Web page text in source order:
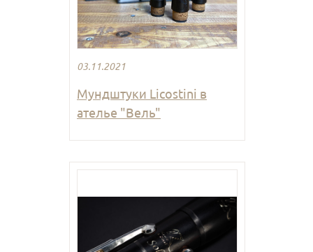
03.11.2021
Мундштуки Licostini в
ателье "Вель"